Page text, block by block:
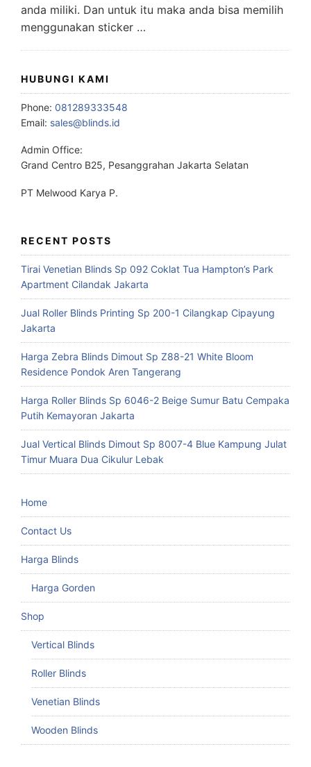
anda miliki. Dan untuk itu maka anda bisa memilih
menggunakan sticker …
HUBUNGI KAMI
Phone: 081289333548
Email: sales@blinds.id
Admin Office:
Grand Centro B25, Pesanggrahan Jakarta Selatan
PT Melwood Karya P.
RECENT POSTS
Tirai Venetian Blinds Sp 092 Coklat Tua Hampton’s Park
Apartment Cilandak Jakarta
Jual Roller Blinds Printing Sp 200-1 Cilangkap Cipayung
Jakarta
Harga Zebra Blinds Dimout Sp Z88-21 White Bloom
Residence Pondok Aren Tangerang
Harga Roller Blinds Sp 6046-2 Beige Sumur Batu Cempaka
Putih Kemayoran Jakarta
Jual Vertical Blinds Dimout Sp 8007-4 Blue Kampung Julat
Timur Muara Dua Cikulur Lebak
Home
Contact Us
Harga Blinds
Harga Gorden
Shop
Vertical Blinds
Roller Blinds
Venetian Blinds
Wooden Blinds